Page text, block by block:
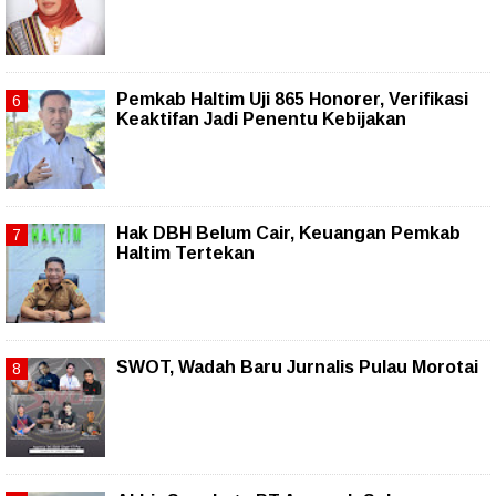
Pemkab Haltim Uji 865 Honorer, Verifikasi
Keaktifan Jadi Penentu Kebijakan
Hak DBH Belum Cair, Keuangan Pemkab
Haltim Tertekan
SWOT, Wadah Baru Jurnalis Pulau Morotai